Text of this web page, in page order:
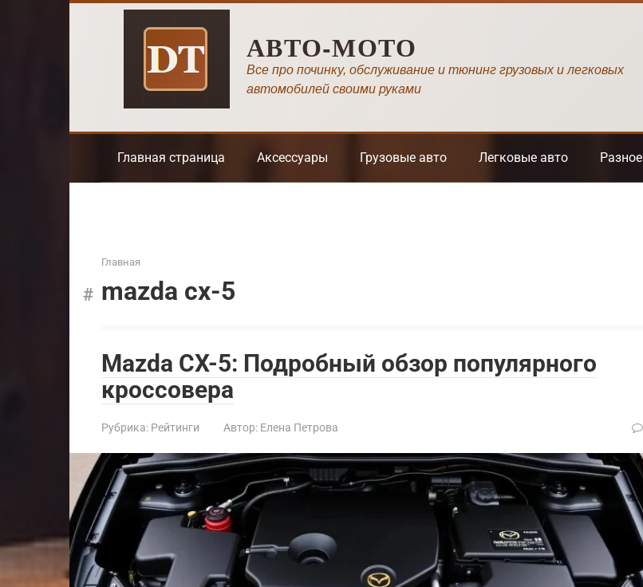
АВТО-МОТО
Все про починку, обслуживание и тюнинг грузовых и легковых
автомобилей своими руками
Главная страница Аксессуары Грузовые авто Легковые авто Разное
Главная
mazda cx-5
Mazda CX-5: Подробный обзор популярного
кроссовера
Рубрика: Рейтинги Автор: Елена Петрова